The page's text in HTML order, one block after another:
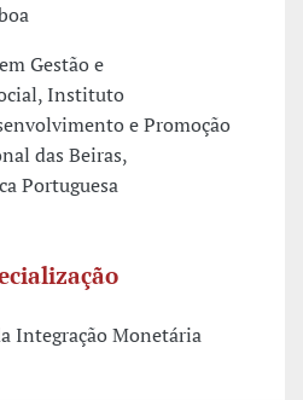
Gestão e
Instituto
e Promoção
das Beiras,
Portuguesa
Integração Monetária